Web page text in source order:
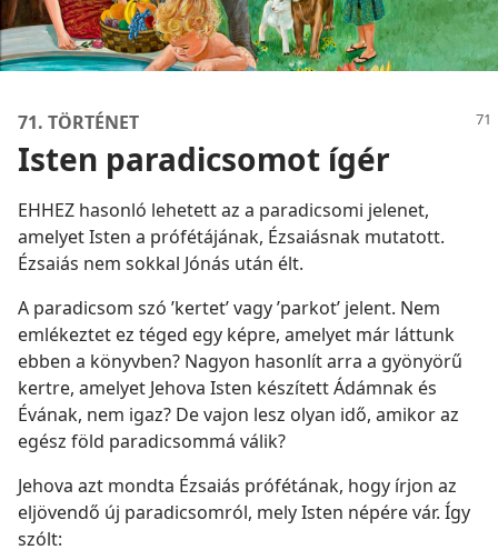
71. TÖRTÉNET
Isten paradicsomot ígér
EHHEZ hasonló lehetett az a paradicsomi jelenet,
amelyet Isten a prófétájának, Ézsaiásnak mutatott.
Ézsaiás nem sokkal Jónás után élt.
A paradicsom szó ’kertet’ vagy ’parkot’ jelent. Nem
emlékeztet ez téged egy képre, amelyet már láttunk
ebben a könyvben? Nagyon hasonlít arra a gyönyörű
kertre, amelyet Jehova Isten készített Ádámnak és
Évának, nem igaz? De vajon lesz olyan idő, amikor az
egész föld paradicsommá válik?
Jehova azt mondta Ézsaiás prófétának, hogy írjon az
eljövendő új paradicsomról, mely Isten népére vár. Így
szólt: